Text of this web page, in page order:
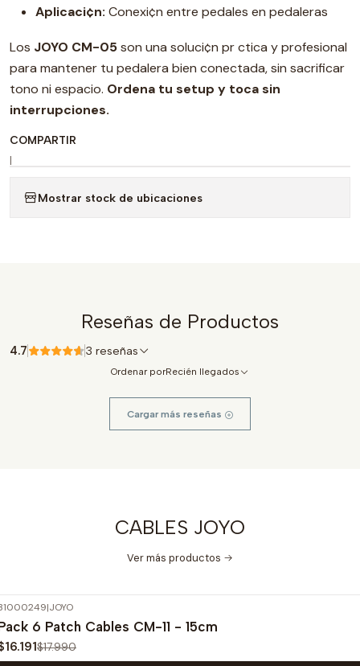
Aplicaci¢n: Conexi¢n entre pedales en pedaleras
Los JOYO CM-05son una soluci¢n pr ctica y profesional
para mantener tu pedalera bien conectada, sin sacrificar
tono ni espacio. Ordena tu setup y toca sin
interrupciones.
COMPARTIR
|
Mostrar stock de ubicaciones
Reseñas de Productos
4.7 3 reseñas
Ordenar porRecién llegados
Cargar más reseñas
CABLES JOYO
Ver más productos
OFF
|JOYO
6 Patch Cables CM-11 - 15cm
$17.990